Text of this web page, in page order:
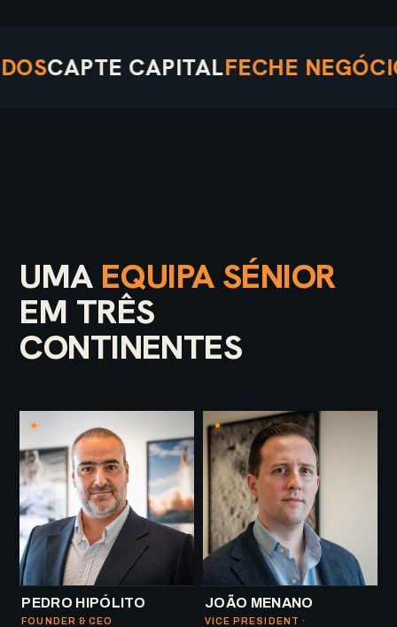
CAPITALFECHE NEGÓCIOS
UMAEQUIPA SÉNIOR
EM TRÊS
CONTINENTES
PEDRO HIPÓLITO
FOUNDER & CEO
JOÃO MENANO
VICE PRESIDENT ·